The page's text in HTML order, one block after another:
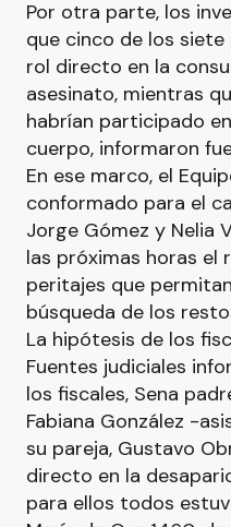
Por otra parte, los
que cinco de los
rol directo en la
asesinato, mientras
habrían participado
cuerpo, informaron
En ese marco, el
conformado para el
Jorge Gómez y Nelia
las próximas horas el
peritajes que
búsqueda de los
La hipótesis de los
Fuentes judiciales
los fiscales, Sena
Fabiana González -
su pareja, Gustavo
directo en la
para ellos todos